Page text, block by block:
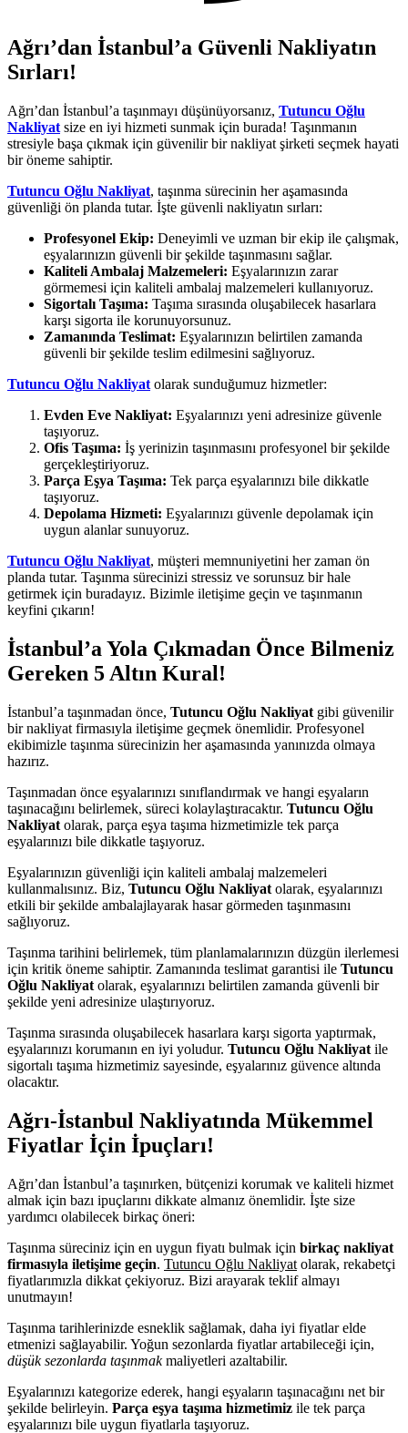
Ağrı’dan İstanbul’a Güvenli Nakliyatın
Sırları!
Ağrı’dan İstanbul’a taşınmayı düşünüyorsanız, Tutuncu Oğlu
Nakliyat size en iyi hizmeti sunmak için burada! Taşınmanın
stresiyle başa çıkmak için güvenilir bir nakliyat şirketi seçmek hayati
bir öneme sahiptir.
Tutuncu Oğlu Nakliyat, taşınma sürecinin her aşamasında
güvenliği ön planda tutar. İşte güvenli nakliyatın sırları:
Profesyonel Ekip: Deneyimli ve uzman bir ekip ile çalışmak,
eşyalarınızın güvenli bir şekilde taşınmasını sağlar.
Kaliteli Ambalaj Malzemeleri: Eşyalarınızın zarar
görmemesi için kaliteli ambalaj malzemeleri kullanıyoruz.
Sigortalı Taşıma: Taşıma sırasında oluşabilecek hasarlara
karşı sigorta ile korunuyorsunuz.
Zamanında Teslimat: Eşyalarınızın belirtilen zamanda
güvenli bir şekilde teslim edilmesini sağlıyoruz.
Tutuncu Oğlu Nakliyat olarak sunduğumuz hizmetler:
Evden Eve Nakliyat: Eşyalarınızı yeni adresinize güvenle
taşıyoruz.
Ofis Taşıma: İş yerinizin taşınmasını profesyonel bir şekilde
gerçekleştiriyoruz.
Parça Eşya Taşıma: Tek parça eşyalarınızı bile dikkatle
taşıyoruz.
Depolama Hizmeti: Eşyalarınızı güvenle depolamak için
uygun alanlar sunuyoruz.
Tutuncu Oğlu Nakliyat, müşteri memnuniyetini her zaman ön
planda tutar. Taşınma sürecinizi stressiz ve sorunsuz bir hale
getirmek için buradayız. Bizimle iletişime geçin ve taşınmanın
keyfini çıkarın!
İstanbul’a Yola Çıkmadan Önce Bilmeniz
Gereken 5 Altın Kural!
İstanbul’a taşınmadan önce, Tutuncu Oğlu Nakliyat gibi güvenilir
bir nakliyat firmasıyla iletişime geçmek önemlidir. Profesyonel
ekibimizle taşınma sürecinizin her aşamasında yanınızda olmaya
hazırız.
Taşınmadan önce eşyalarınızı sınıflandırmak ve hangi eşyaların
taşınacağını belirlemek, süreci kolaylaştıracaktır. Tutuncu Oğlu
Nakliyat olarak, parça eşya taşıma hizmetimizle tek parça
eşyalarınızı bile dikkatle taşıyoruz.
Eşyalarınızın güvenliği için kaliteli ambalaj malzemeleri
kullanmalısınız. Biz, Tutuncu Oğlu Nakliyat olarak, eşyalarınızı
etkili bir şekilde ambalajlayarak hasar görmeden taşınmasını
sağlıyoruz.
Taşınma tarihini belirlemek, tüm planlamalarınızın düzgün ilerlemesi
için kritik öneme sahiptir. Zamanında teslimat garantisi ile Tutuncu
Oğlu Nakliyat olarak, eşyalarınızı belirtilen zamanda güvenli bir
şekilde yeni adresinize ulaştırıyoruz.
Taşınma sırasında oluşabilecek hasarlara karşı sigorta yaptırmak,
eşyalarınızı korumanın en iyi yoludur. Tutuncu Oğlu Nakliyat ile
sigortalı taşıma hizmetimiz sayesinde, eşyalarınız güvence altında
olacaktır.
Ağrı-İstanbul Nakliyatında Mükemmel
Fiyatlar İçin İpuçları!
Ağrı’dan İstanbul’a taşınırken, bütçenizi korumak ve kaliteli hizmet
almak için bazı ipuçlarını dikkate almanız önemlidir. İşte size
yardımcı olabilecek birkaç öneri:
Taşınma süreciniz için en uygun fiyatı bulmak için birkaç nakliyat
firmasıyla iletişime geçin. Tutuncu Oğlu Nakliyat olarak, rekabetçi
fiyatlarımızla dikkat çekiyoruz. Bizi arayarak teklif almayı
unutmayın!
Taşınma tarihlerinizde esneklik sağlamak, daha iyi fiyatlar elde
etmenizi sağlayabilir. Yoğun sezonlarda fiyatlar artabileceği için,
düşük sezonlarda taşınmakmaliyetleri azaltabilir.
Eşyalarınızı kategorize ederek, hangi eşyaların taşınacağını net bir
şekilde belirleyin. Parça eşya taşıma hizmetimiz ile tek parça
eşyalarınızı bile uygun fiyatlarla taşıyoruz.